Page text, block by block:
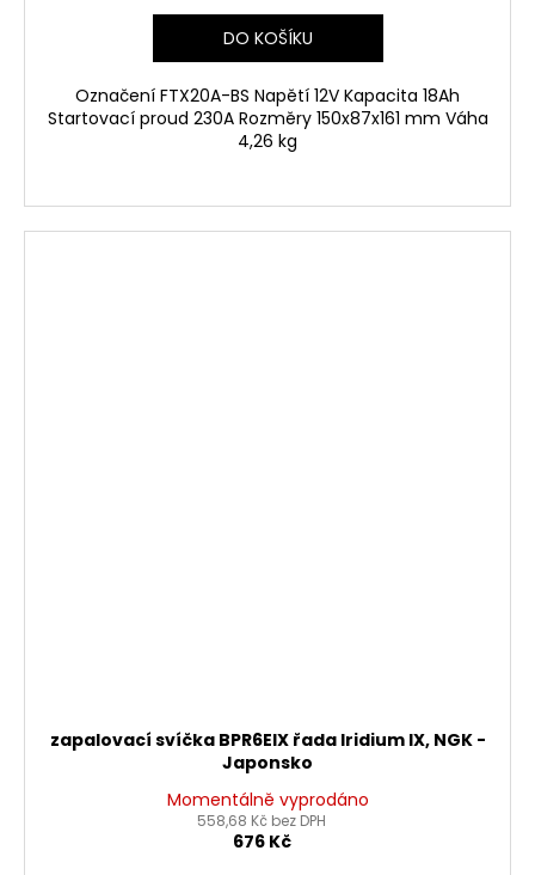
DO KOŠÍKU
Označení FTX20A-BS Napětí 12V Kapacita 18Ah
Startovací proud 230A Rozměry 150x87x161 mm Váha
4,26 kg
zapalovací svíčka BPR6EIX řada Iridium IX, NGK -
Japonsko
Momentálně vyprodáno
558,68 Kč bez DPH
676 Kč